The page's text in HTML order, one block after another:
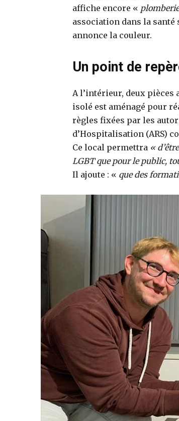
affiche encore «
association dans la santé
annonce la couleur.
Un point de
A l’intérieur, deux pièces
isolé est aménagé pour
règles fixées par les
d’Hospitalisation (ARS)
Ce local permettra «
LGBT que pour le public,
Il ajoute : « que des